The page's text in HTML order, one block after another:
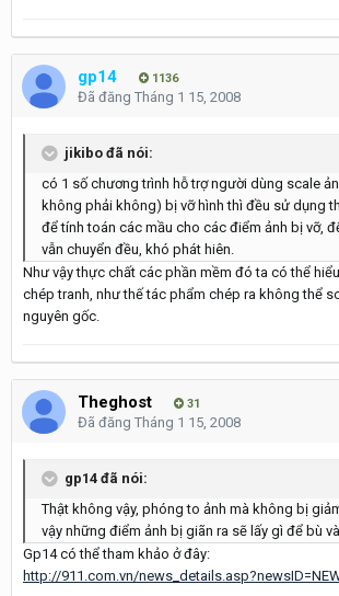
gp14 1136
Đã đăng Tháng 1 15, 2008
jikibo đã nói:
có 1 số chương trình hỗ trợ người dùng scale
không phải không) bị vỡ hình thì đều sử dụng
để tính toán các mầu cho các điểm ảnh bị vỡ,
vẫn chuyển đều, khó phát hiên.
Như vậy thực chất các phần mềm đó ta có thể
chép tranh, như thế tác phẩm chép ra không thể
nguyên gốc.
Theghost 31
Đã đăng Tháng 1 15, 2008
gp14 đã nói:
Thật không vậy, phóng to ảnh mà không bị
vậy những điểm ảnh bị giãn ra sẽ lấy gì để bù
Gp14 có thể tham khảo ở đây:
http://911.com.vn/